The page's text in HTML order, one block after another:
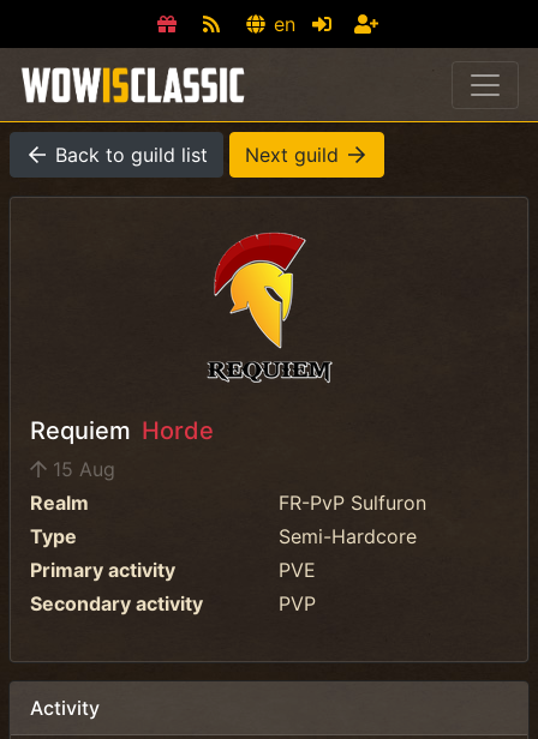
en
Back to guild list Next guild
Requiem Horde
15 Aug
Realm
FR-PvP Sulfuron
Type
Semi-Hardcore
Primary activity
PVE
Secondary activity
PVP
Activity